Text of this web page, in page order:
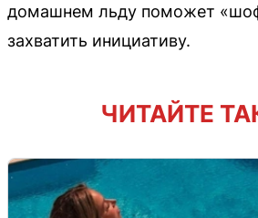
домашнем льду поможет
захватить инициативу.
ЧИТАЙТЕ